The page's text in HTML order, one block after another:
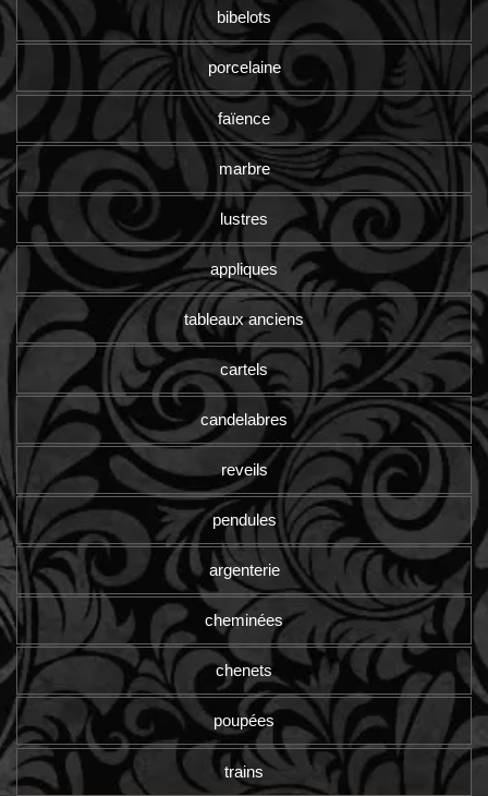
bibelots
porcelaine
faïence
marbre
lustres
appliques
tableaux anciens
cartels
candelabres
reveils
pendules
argenterie
cheminées
chenets
poupées
trains